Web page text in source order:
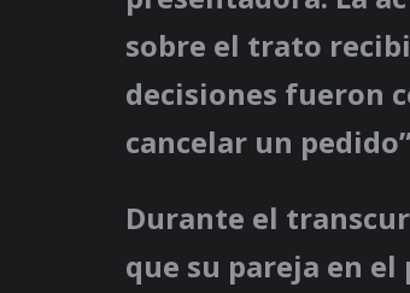
sobre el trato
decisiones fueron
cancelar un
Durante el
que su pareja en